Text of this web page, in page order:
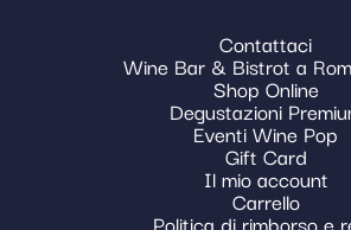
Contattaci
Wine Bar & Bistrot a
Shop Online
Degustazioni
Eventi Wine Pop
Gift Card
Il mio account
Carrello
Politica di rimborso e